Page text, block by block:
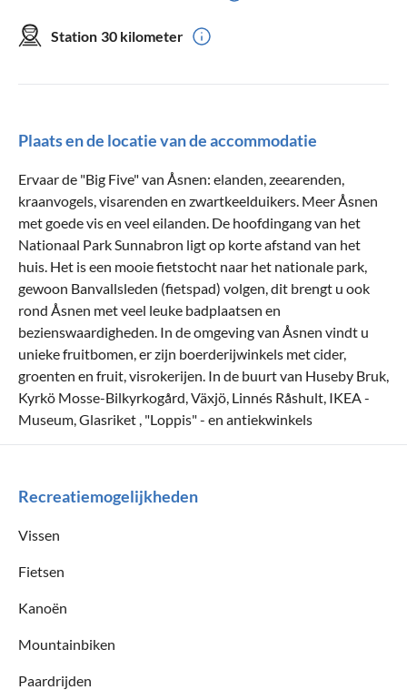
Station 30 kilometer
Plaats en de locatie van de accommodatie
Ervaar de "Big Five" van Åsnen: elanden, zeearenden,
kraanvogels, visarenden en zwartkeelduikers. Meer Åsnen
met goede vis en veel eilanden. De hoofdingang van het
Nationaal Park Sunnabron ligt op korte afstand van het
huis. Het is een mooie fietstocht naar het nationale park,
gewoon Banvallsleden (fietspad) volgen, dit brengt u ook
rond Åsnen met veel leuke badplaatsen en
bezienswaardigheden. In de omgeving van Åsnen vindt u
unieke fruitbomen, er zijn boerderijwinkels met cider,
groenten en fruit, visrokerijen. In de buurt van Huseby Bruk,
Kyrkö Mosse-Bilkyrkogård, Växjö, Linnés Råshult, IKEA -
Museum, Glasriket , "Loppis" - en antiekwinkels
Recreatiemogelijkheden
Vissen
Fietsen
Kanoën
Mountainbiken
Paardrijden